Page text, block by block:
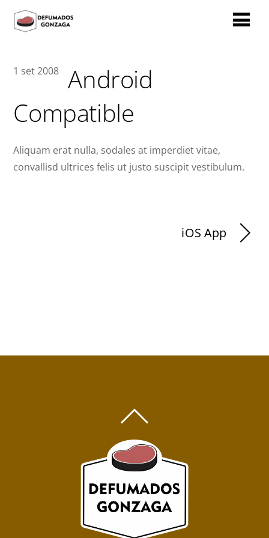
1 set 2008
Android
Compatible
Aliquam erat nulla, sodales at imperdiet vitae,
convallisd ultrices felis ut justo suscipit vestibulum.
iOS App
TOP